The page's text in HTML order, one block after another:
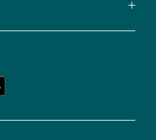
de
en
cualquier
Para